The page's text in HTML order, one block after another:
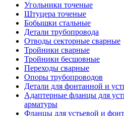
Угольники точеные
Штуцера точеные
Бобышки стальные
Детали трубопровода
Отводы секторные сварные
Тройники сварные
Тройники бесшовные
Переходы сварные
Опоры трубопроводов
Детали для фонтанной и
Адаптерные фланцы для
арматуры
Фланцы для устьевой и